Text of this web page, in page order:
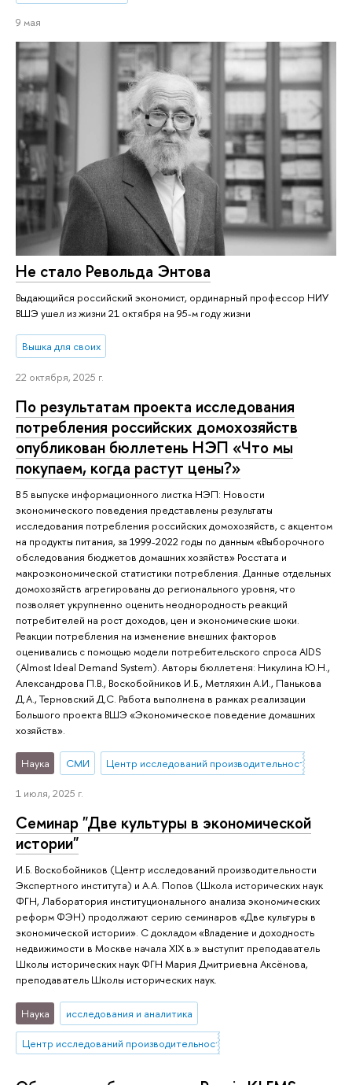
9 мая
Не стало Револьда Энтова
Выдающийся российский экономист, ординарный профессор НИУ
ВШЭ ушел из жизни 21 октября на 95-м году жизни
Вышка для своих
22 октября, 2025 г.
По результатам проекта исследования
потребления российских домохозяйств
опубликован бюллетень НЭП «Что мы
покупаем, когда растут цены?»
В 5 выпуске информационного листка НЭП: Новости
экономического поведения представлены результаты
исследования потребления российских домохозяйств, с акцентом
на продукты питания, за 1999-2022 годы по данным «Выборочного
обследования бюджетов домашних хозяйств» Росстата и
макроэкономической статистики потребления. Данные отдельных
домохозяйств агрегированы до регионального уровня, что
позволяет укрупненно оценить неоднородность реакций
потребителей на рост доходов, цен и экономические шоки.
Реакции потребления на изменение внешних факторов
оценивались с помощью модели потребительского спроса AIDS
(Almost Ideal Demand System). Авторы бюллетеня: Никулина Ю.Н.,
Александрова П.В., Воскобойников И.Б., Метляхин А.И., Панькова
Д.А., Терновский Д.С. Работа выполнена в рамках реализации
Большого проекта ВШЭ «Экономическое поведение домашних
хозяйств».
Наука СМИ Центр исследований производительности
1 июля, 2025 г.
Семинар "Две культуры в экономической
истории"
И.Б. Воскобойников (Центр исследований производительности
Экспертного института) и А.А. Попов (Школа исторических наук
ФГН, Лаборатория институционального анализа экономических
реформ ФЭН) продолжают серию семинаров «Две культуры в
экономической истории». С докладом «Владение и доходность
недвижимости в Москве начала XIX в.» выступит преподаватель
Школы исторических наук ФГН Мария Дмитриевна Аксёнова,
преподаватель Школы исторических наук.
Наука исследования и аналитика
Центр исследований производительности